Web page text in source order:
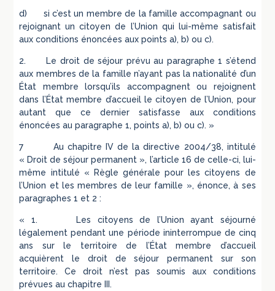
d) si c’est un membre de la famille accompagnant ou
rejoignant un citoyen de l’Union qui lui-même satisfait
aux conditions énoncées aux points a), b) ou c).
2. Le droit de séjour prévu au paragraphe 1 s’étend
aux membres de la famille n’ayant pas la nationalité d’un
État membre lorsqu’ils accompagnent ou rejoignent
dans l’État membre d’accueil le citoyen de l’Union, pour
autant que ce dernier satisfasse aux conditions
énoncées au paragraphe 1, points a), b) ou c). »
7 Au chapitre IV de la directive 2004/38, intitulé
« Droit de séjour permanent », l’article 16 de celle-ci, lui-
même intitulé « Règle générale pour les citoyens de
l’Union et les membres de leur famille », énonce, à ses
paragraphes 1 et 2 :
« 1. Les citoyens de l’Union ayant séjourné
légalement pendant une période ininterrompue de cinq
ans sur le territoire de l’État membre d’accueil
acquièrent le droit de séjour permanent sur son
territoire. Ce droit n’est pas soumis aux conditions
prévues au chapitre III.